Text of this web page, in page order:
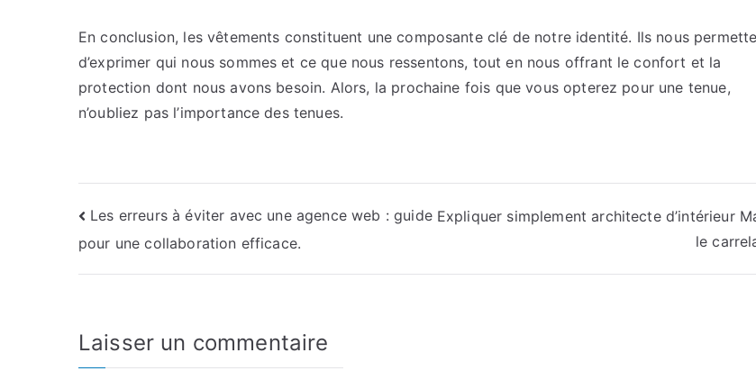
En conclusion, les vêtements constituent une composante clé de notre identité. Ils nous
d’exprimer qui nous sommes et ce que nous ressentons, tout en nous offrant le confort et la
protection dont nous avons besoin. Alors, la prochaine fois que vous opterez pour une tenue,
n’oubliez pas l’importance des tenues.
Navigation
de
Les erreurs à éviter avec une agence web : guide
pour une collaboration efficace.
Expliquer simplement architecte d’intérieur
le
Laisser un commentaire